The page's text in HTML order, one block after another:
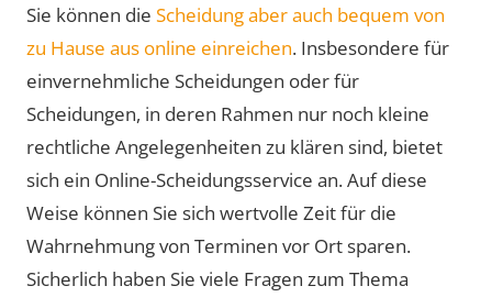
Sie können die Scheidung aber auch bequem von
zu Hause aus online einreichen. Insbesondere für
einvernehmliche Scheidungen oder für
Scheidungen, in deren Rahmen nur noch kleine
rechtliche Angelegenheiten zu klären sind, bietet
sich ein Online-Scheidungsservice an. Auf diese
Weise können Sie sich wertvolle Zeit für die
Wahrnehmung von Terminen vor Ort sparen.
Sicherlich haben Sie viele Fragen zum Thema